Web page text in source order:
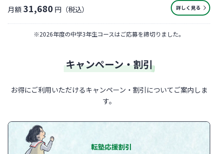
月額 31,680 円（税込） 詳しく見る
※2026年度の中学3年生コースはご応募を締切りました。
キャンペーン・割引
お得にご利用いただけるキャンペーン・割引についてご案内しま
す。
転塾応援割引